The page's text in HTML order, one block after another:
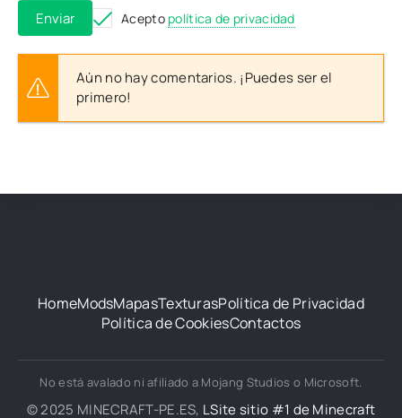
Enviar Acepto política de privacidad
Aún no hay comentarios. ¡Puedes ser el
primero!
HomeModsMapasTexturasPolítica de Privacidad
Política de CookiesContactos
No está avalado ni afiliado a Mojang Studios o Microsoft.
© 2025 MINECRAFT-PE.ES, LSite sitio #1 de Minecraft